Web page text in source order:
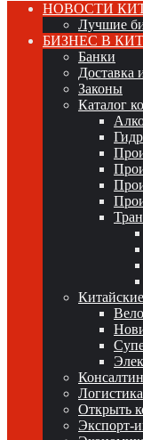
НОВОСТИ
Лучшие
БИЗНЕС В
Банки
Доставка
Законы
Каталог
Логистика
Открыть
Экспорт-